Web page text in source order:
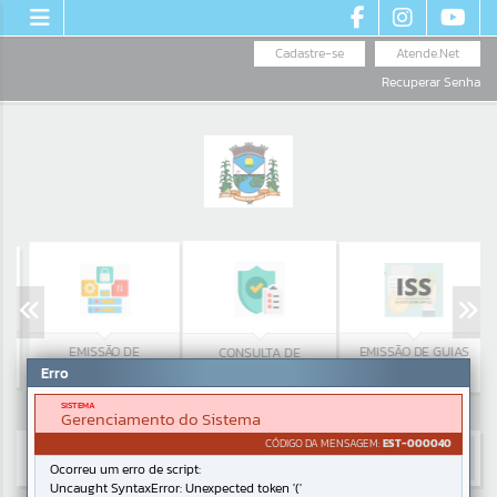
Atende.Net
Cadastre-se
Recuperar Senha
EMISSÃO DE
PROTOCOLO
CONSULTA DE
EMISSÃO DE GUIAS
Erro
SISTEMA
Gerenciamento do Sistema
CÓDIGO DA MENSAGEM:EST-000040
Ocorreu um erro de script:
Uncaught SyntaxError: Unexpected token '('